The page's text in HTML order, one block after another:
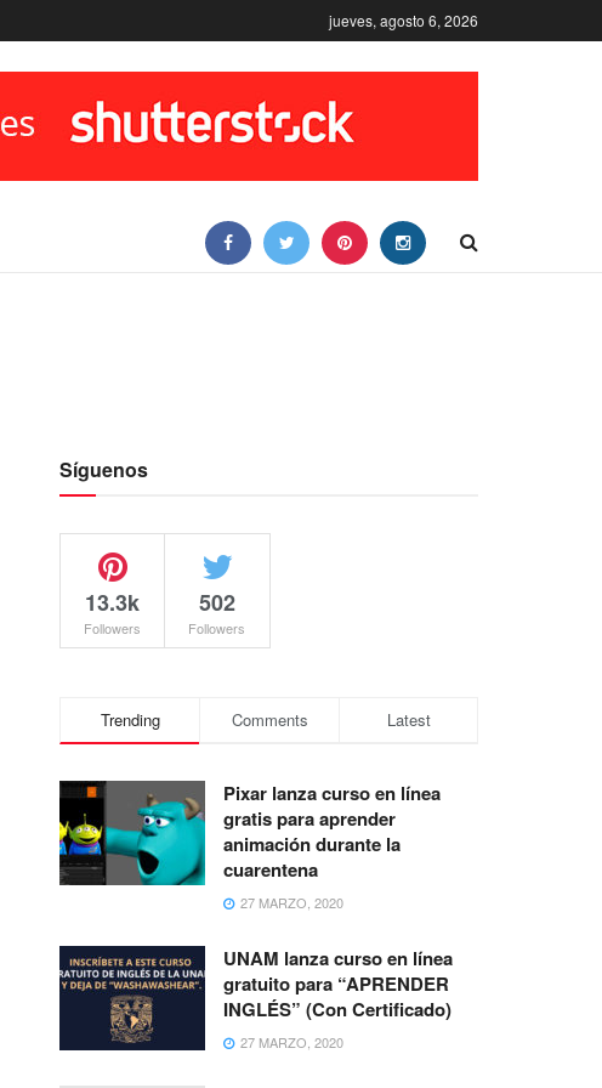
jueves, agosto 6, 2026
Síguenos
13.3k
Followers
502
Followers
Trending Comments Latest
Pixar lanza curso en línea
gratis para aprender
animación durante la
cuarentena
27 MARZO, 2020
UNAM lanza curso en línea
gratuito para “APRENDER
INGLÉS” (Con Certificado)
27 MARZO, 2020